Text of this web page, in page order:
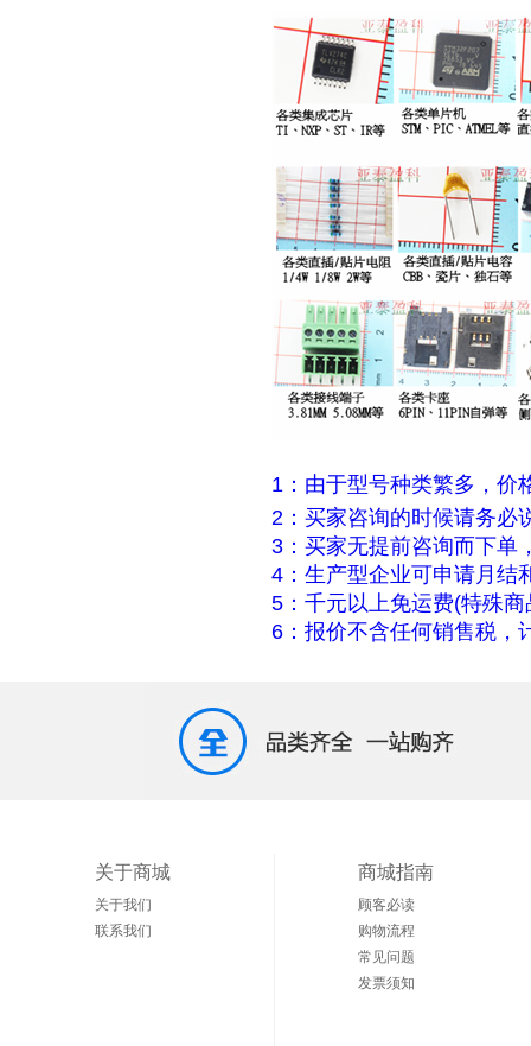
1：由于型号种类繁多，价
2：买家咨询的时候请务必
3：买家无提前咨询而下单
4：生产型企业可申请月结
5：千元以上免运费(特殊
6：报价不含任何销售税，
关于商城
关于我们
联系我们
商城指南
顾客必读
购物流程
常见问题
发票须知